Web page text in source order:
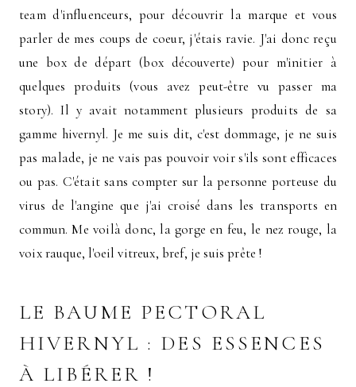
team d'influenceurs, pour découvrir la marque et vous
parler de mes coups de coeur, j'étais ravie. J'ai donc reçu
une box de départ (box découverte) pour m'initier à
quelques produits (vous avez peut-être vu passer ma
story). Il y avait notamment plusieurs produits de sa
gamme hivernyl. Je me suis dit, c'est dommage, je ne suis
pas malade, je ne vais pas pouvoir voir s'ils sont efficaces
ou pas. C'était sans compter sur la personne porteuse du
virus de l'angine que j'ai croisé dans les transports en
commun. Me voilà donc, la gorge en feu, le nez rouge, la
voix rauque, l'oeil vitreux, bref, je suis prête !
LE BAUME PECTORAL
HIVERNYL : DES ESSENCES
À LIBÉRER !